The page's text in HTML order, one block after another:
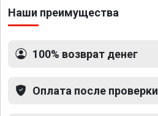
Наши преимущества
100% возврат денег
Оплата после проверки